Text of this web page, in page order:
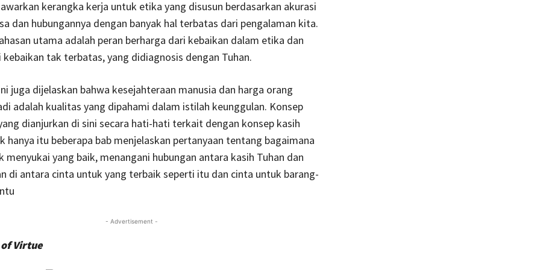
kerangka kerja untuk etika yang disusun berdasarkan akurasi
dan hubungannya dengan banyak hal terbatas dari pengalaman kita.
utama adalah peran berharga dari kebaikan dalam etika dan
tak terbatas, yang didiagnosis dengan Tuhan.
juga dijelaskan bahwa kesejahteraan manusia dan harga orang
adalah kualitas yang dipahami dalam istilah keunggulan. Konsep
dianjurkan di sini secara hati-hati terkait dengan konsep kasih
hanya itu beberapa bab menjelaskan pertanyaan tentang bagaimana
menyukai yang baik, menangani hubungan antara kasih Tuhan dan
di antara cinta untuk yang terbaik seperti itu dan cinta untuk barang-
- Advertisement -
Virtue